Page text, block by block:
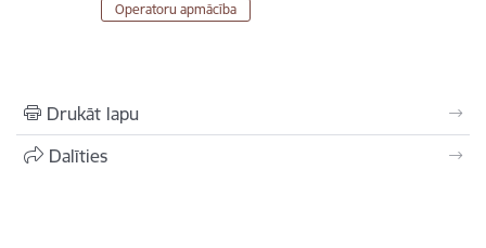
Operatoru apmācība
Drukāt lapu
Dalīties